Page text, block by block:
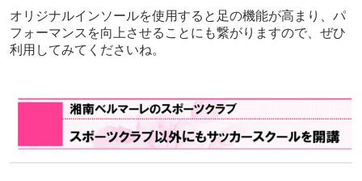
オリジナルインソールを使用すると足の機能が高まり、パ
フォーマンスを向上させることにも繋がりますので、ぜひ
利用してみてくださいね。